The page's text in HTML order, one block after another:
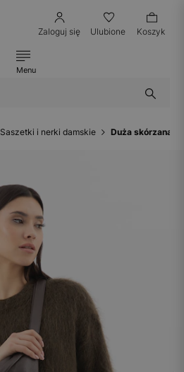
Zaloguj się Ulubione Koszyk
Menu
Saszetki i nerki damskie Duża skórzana